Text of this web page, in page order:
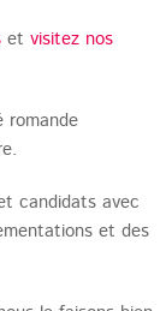
et visitez nos
romande
candidats avec
et des